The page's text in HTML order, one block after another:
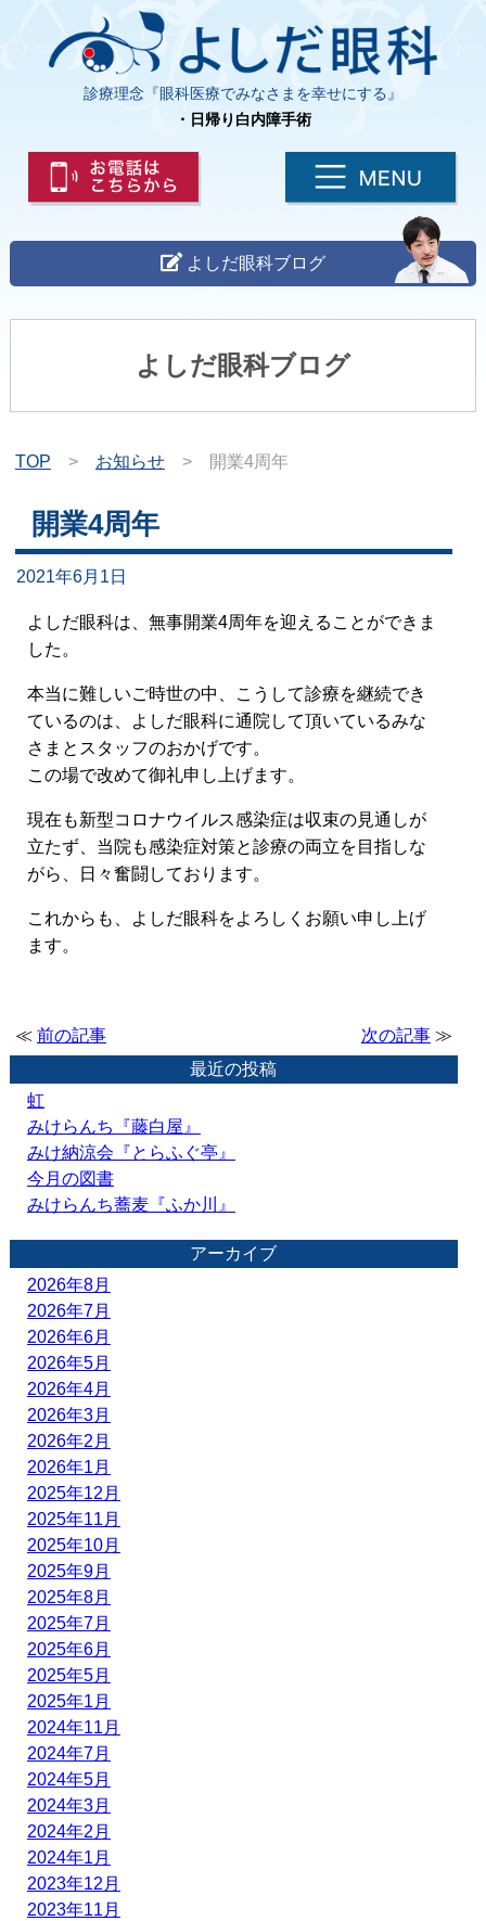
診療理念『眼科医療でみなさまを幸せにする』
・日帰り白内障手術
よしだ眼科ブログ
よしだ眼科ブログ
TOP > お知らせ> 開業4周年
開業4周年
2021年6月1日
よしだ眼科は、無事開業4周年を迎えることができま
した。
本当に難しいご時世の中、こうして診療を継続でき
ているのは、よしだ眼科に通院して頂いているみな
さまとスタッフのおかげです。
この場で改めて御礼申し上げます。
現在も新型コロナウイルス感染症は収束の見通しが
立たず、当院も感染症対策と診療の両立を目指しな
がら、日々奮闘しております。
これからも、よしだ眼科をよろしくお願い申し上げ
ます。
≪ 前の記事 次の記事≫
最近の投稿
虹
みけらんち『藤白屋』
みけ納涼会『とらふぐ亭』
今月の図書
みけらんち蕎麦『ふか川』
アーカイブ
2026年8月
2026年7月
2026年6月
2026年5月
2026年4月
2026年3月
2026年2月
2026年1月
2025年12月
2025年11月
2025年10月
2025年9月
2025年8月
2025年7月
2025年6月
2025年5月
2025年1月
2024年11月
2024年7月
2024年5月
2024年3月
2024年2月
2024年1月
2023年12月
2023年11月